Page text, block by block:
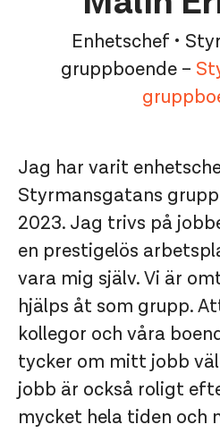
Enhetschef •
gruppboende –
Jag har varit
Styrmansgatans
2023. Jag trivs på
en prestigelös
vara mig själv. Vi är
hjälps åt som grupp.
kollegor och våra
tycker om mitt jobb
jobb är också roligt
mycket hela tiden och